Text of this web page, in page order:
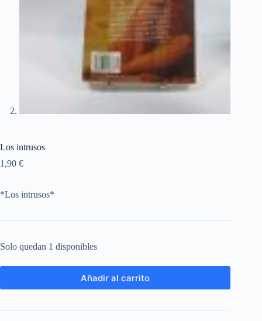
Los intrusos
1,90 €
*Los intrusos*
Solo quedan 1 disponibles
Añadir al carrito